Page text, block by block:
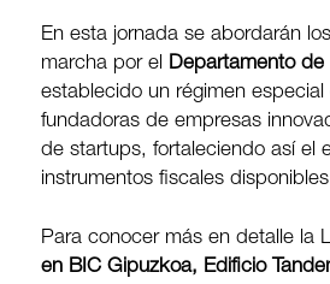
En esta jornada se abordarán
marcha por el Departamento
establecido un régimen
fundadoras de empresas
de startups, fortaleciendo así el
instrumentos fiscales
Para conocer más en detalle la
en BIC Gipuzkoa, Edificio